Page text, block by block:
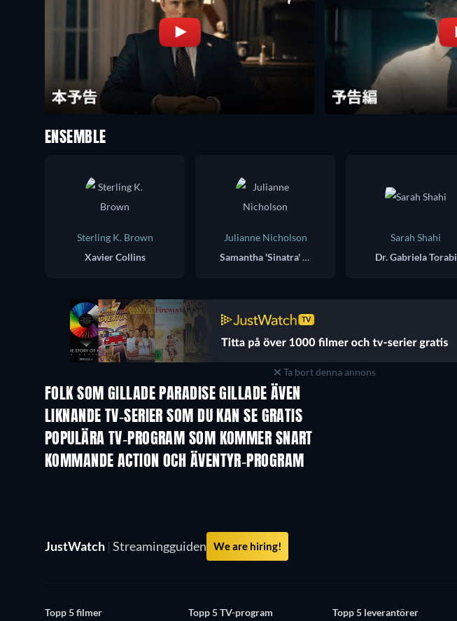
ENSEMBLE
Sterling K. Brown
Xavier Collins
Julianne Nicholson
Samantha 'Sinatra' Redmond
Sarah Shahi
Dr. Gabriela Torabi
Ta bort denna annons
FOLK SOM GILLADE PARADISE GILLADE ÄVEN
TV
LIKNANDE TV-SERIER SOM DU KAN SE GRATIS
TV TV
POPULÄRA TV-PROGRAM SOM KOMMER SNART
TV TV
KOMMANDE ACTION OCH ÄVENTYR-PROGRAM
Säsong 2 Säsong 1
JustWatch | Streamingguiden We are hiring!
Topp 5 filmer Topp 5 TV-program Topp 5 leverantörer